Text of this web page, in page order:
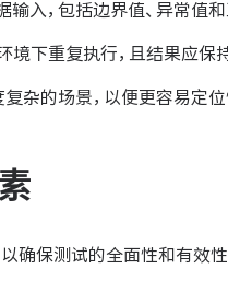
入，包括边界值、异常值
下重复执行，且结果应保
杂的场景，以便更容易定位
确保测试的全面性和有效性